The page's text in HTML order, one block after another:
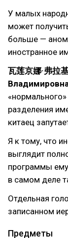
У малых
может
больше —
иностранное
瓦莲京娜·弗拉
разделения
китаец
Я к тому, что
выглядит
программы ему
в самом деле
Отдельная
записанном
Предметы